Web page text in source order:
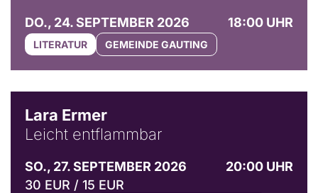
DO., 24. SEPTEMBER 2026 18:00 UHR
LITERATUR GEMEINDE GAUTING
Lara Ermer
Leicht entflammbar
SO., 27. SEPTEMBER 2026
20:00 UHR
30 EUR / 15 EUR